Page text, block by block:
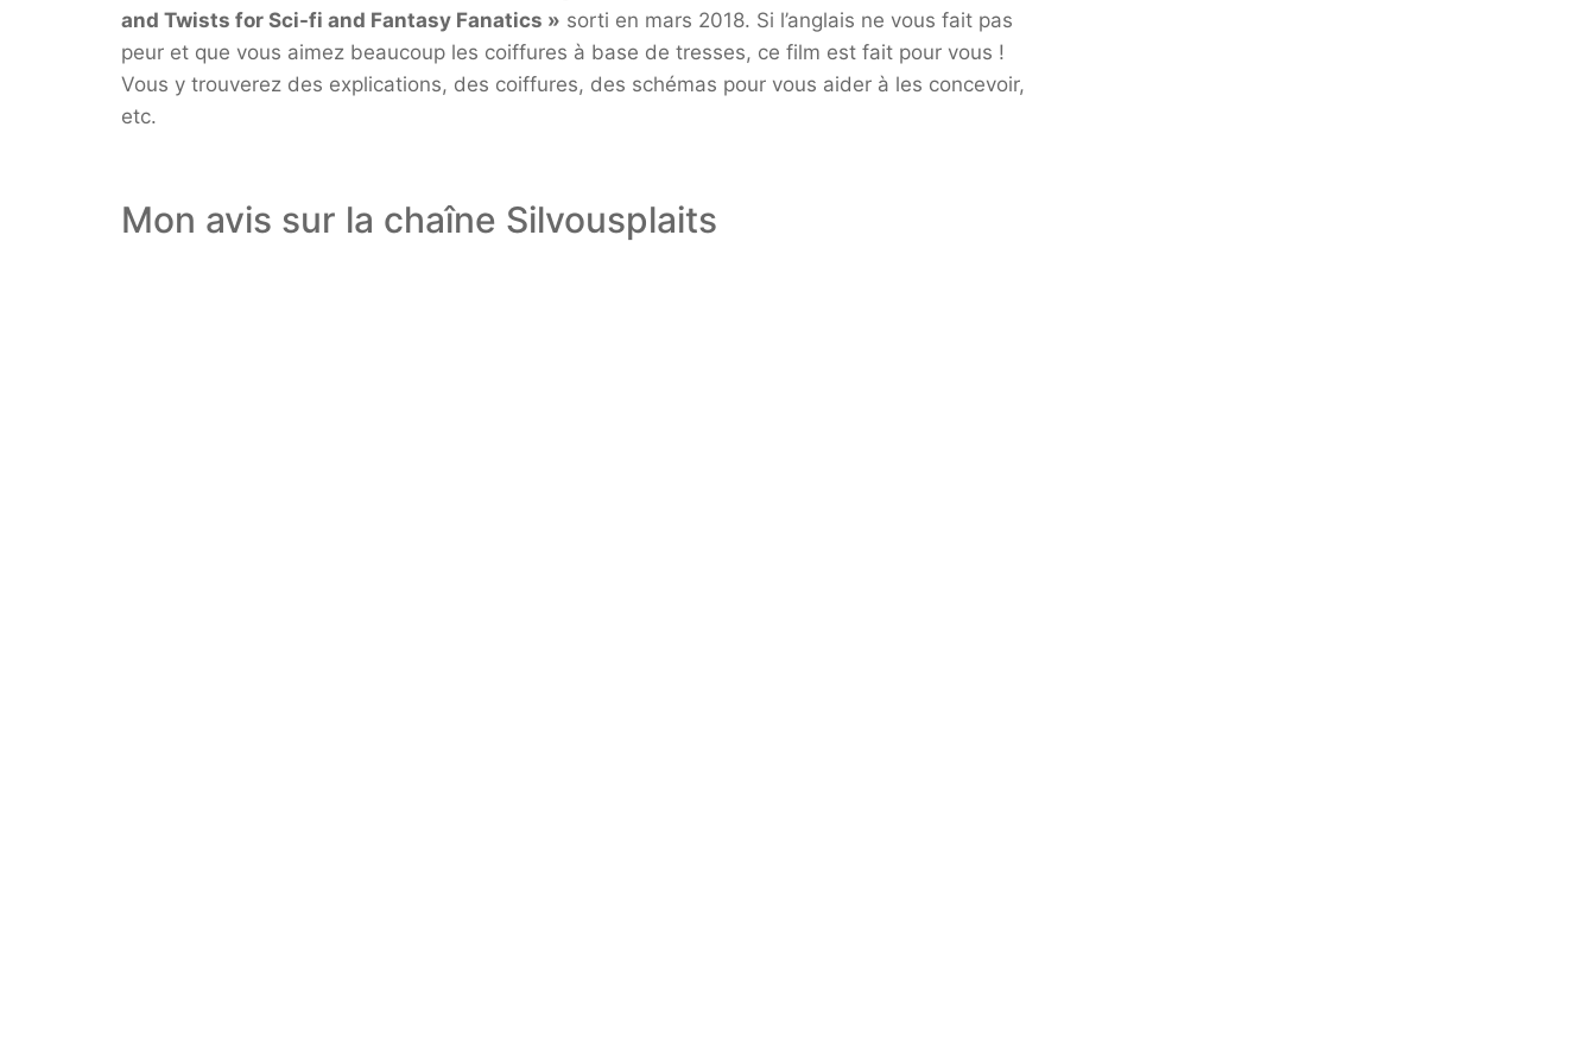
and Twists for Sci-fi and Fantasy Fanatics » sorti en mars 2018. Si l’anglais ne vous fait pas
peur et que vous aimez beaucoup les coiffures à base de tresses, ce film est fait pour vous !
Vous y trouverez des explications, des coiffures, des schémas pour vous aider à les concevoir,
etc.
Mon avis sur la chaîne Silvousplaits